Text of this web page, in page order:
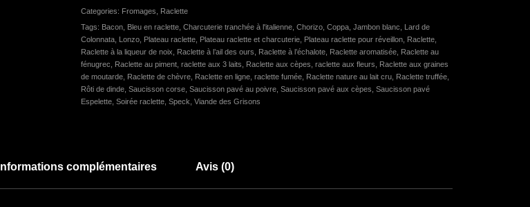
Categories: Fromages
Raclette
Tags: Bacon Bleu en raclette ,Charcuterie tranchée à l'italienne ,Chorizo ,Coppa ,Jambon blanc
Lard de
Colonnata Lonzo Plateau raclette Plateau raclette et charcuterie Plateau raclette pour réveillon Raclette
Raclette à la liqueur de noix
Raclette à l’ail des ours Raclette à l’échalote Raclette aromatisée Raclette au
fénugrec
Raclette au piment ,raclette aux 3 laits Raclette aux cèpes ,raclette aux fleurs
Raclette aux graines
de moutarde Raclette de chèvre Raclette en ligne ,raclette fumée Raclette nature au lait cru Raclette truffée
Rôti de dinde ,Saucisson corse ,Saucisson pavé au poivre ,Saucisson pavé aux cèpes ,Saucisson pavé
Espelette ,Soirée raclette ,Speck ,Viande des Grisons
Informations complémentaires Avis (0)